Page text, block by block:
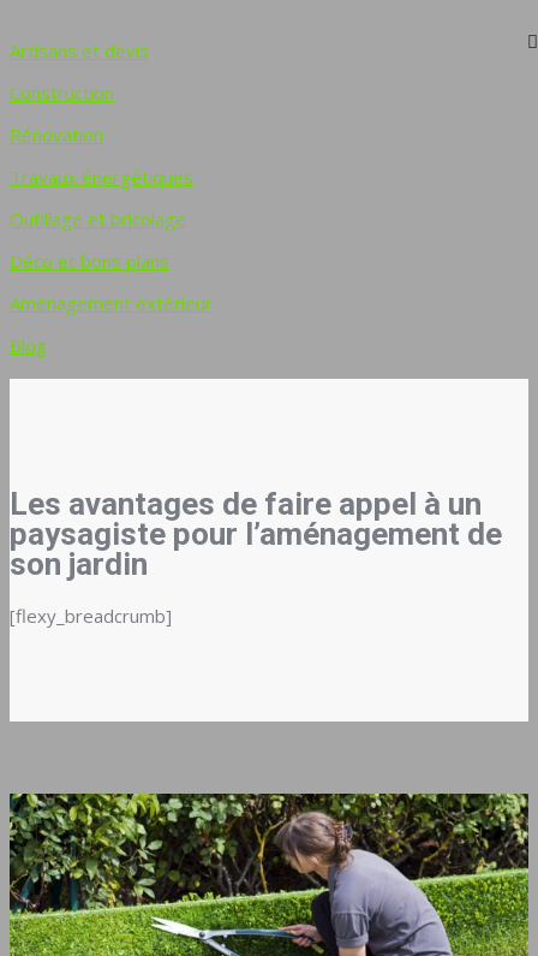
Artisans et devis
Construction
Rénovation
Travaux énergétiques
Outillage et bricolage
Déco et bons plans
Aménagement extérieur
Blog
Les avantages de faire appel à un
paysagiste pour l’aménagement de
son jardin
[flexy_breadcrumb]